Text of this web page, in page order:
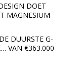
DOET
MAGNESIUM
DUURSTE G-
VAN €363.000